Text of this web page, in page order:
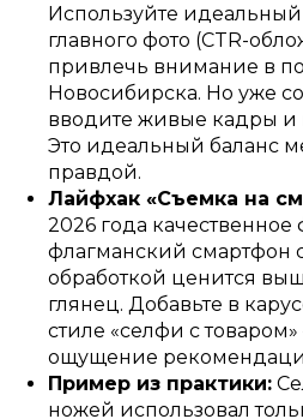
Используйте
главного фото (CTR-
привлечь внимание в
Новосибирска. Но уже
вводите живые кадры и
Это идеальный баланс
правдой.
Лайфхак «Съемка на
2026 года качественное
флагманский смартфон
обработкой ценится
глянец. Добавьте в
стиле «селфи с товаром»
ощущение
Пример из практики:
ножей использовал